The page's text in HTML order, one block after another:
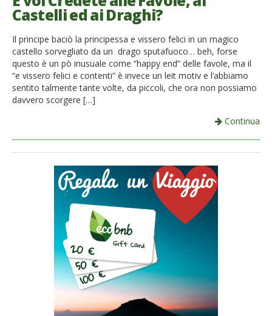
French
Italiano
Castelli ed ai Draghi?
Il principe baciò la principessa e vissero felici in un magico
castello sorvegliato da un drago sputafuoco… beh, forse
questo è un pò inusuale come “happy end” delle favole, ma il
“e vissero felici e contenti” è invece un leit motiv e l’abbiamo
sentito talmente tante volte, da piccoli, che ora non possiamo
davvero scorgere […]
Continua